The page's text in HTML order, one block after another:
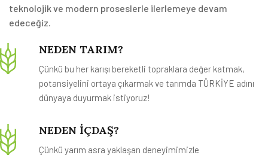
teknolojik ve modern proseslerle ilerlemeye devam
edeceğiz.
NEDEN TARIM?
Çünkü bu her karışı bereketli topraklara değer katmak,
potansiyelini ortaya çıkarmak ve tarımda TÜRKİYE adını
dünyaya duyurmak istiyoruz!
NEDEN İÇDAŞ?
Çünkü yarım asra yaklaşan deneyimimizle